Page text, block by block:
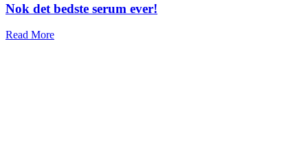
Nok det bedste serum ever!
Read More